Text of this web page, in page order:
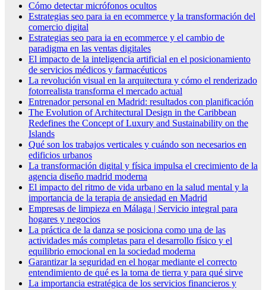
Cómo detectar micrófonos ocultos
Estrategias seo para ia en ecommerce y la transformación del
comercio digital
Estrategias seo para ia en ecommerce y el cambio de
paradigma en las ventas digitales
El impacto de la inteligencia artificial en el posicionamiento
de servicios médicos y farmacéuticos
La revolución visual en la arquitectura y cómo el renderizado
fotorrealista transforma el mercado actual
Entrenador personal en Madrid: resultados con planificación
The Evolution of Architectural Design in the Caribbean
Redefines the Concept of Luxury and Sustainability on the
Islands
Qué son los trabajos verticales y cuándo son necesarios en
edificios urbanos
La transformación digital y física impulsa el crecimiento de la
agencia diseño madrid moderna
El impacto del ritmo de vida urbano en la salud mental y la
importancia de la terapia de ansiedad en Madrid
Empresas de limpieza en Málaga | Servicio integral para
hogares y negocios
La práctica de la danza se posiciona como una de las
actividades más completas para el desarrollo físico y el
equilibrio emocional en la sociedad moderna
Garantizar la seguridad en el hogar mediante el correcto
entendimiento de qué es la toma de tierra y para qué sirve
La importancia estratégica de los servicios financieros y